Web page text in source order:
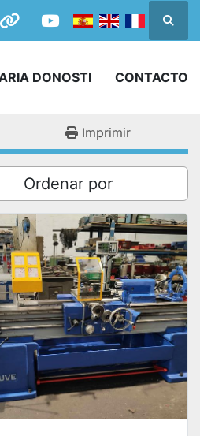
otheryoutube
DONOSTI CONTACTO
Imprimir
Ordenar por